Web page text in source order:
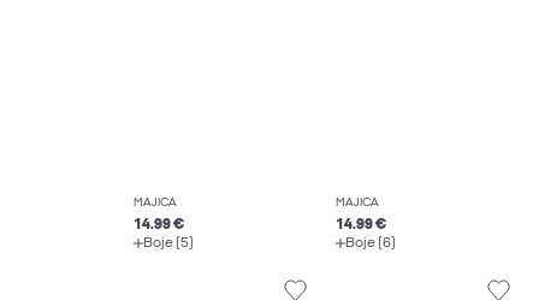
MAJICA
14.99 €
Boje (5)
MAJICA
14.99 €
Boje (6)